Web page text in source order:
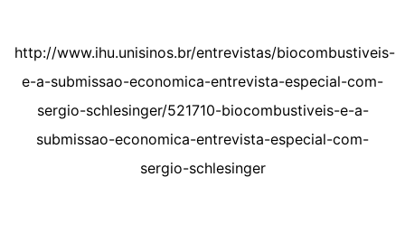
http://www.ihu.unisinos.br/entrevistas/biocombustiveis-
e-a-submissao-economica-entrevista-especial-com-
sergio-schlesinger/521710-biocombustiveis-e-a-
submissao-economica-entrevista-especial-com-
sergio-schlesinger